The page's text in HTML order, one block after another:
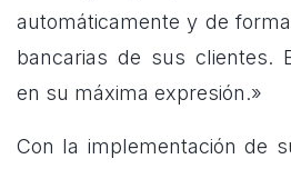
automáticamente y de
bancarias de sus clientes.
en su máxima expresión.»
Con la implementación de